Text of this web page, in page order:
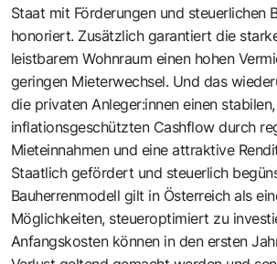
Staat mit Förderungen und steuerlichen
honoriert. Zusätzlich garantiert die
leistbarem Wohnraum einen hohen
geringen Mieterwechsel. Und das
die privaten Anleger:innen einen stabilen,
inflationsgeschützten Cashflow durch
Mieteinnahmen und eine attraktive
Staatlich gefördert und steuerlich
Bauherrenmodell gilt in Österreich als
Möglichkeiten, steueroptimiert zu
Anfangskosten können in den ­ersten